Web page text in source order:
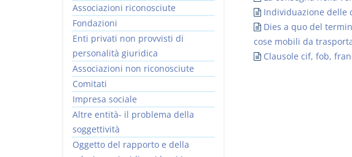
Individuazione delle
Dies a quo del
cose mobili da
Clausole cif, fob,
Associazioni riconosciute
Fondazioni
Enti privati non provvisti di
personalità giuridica
Associazioni non riconosciute
Comitati
Impresa sociale
Altre entità- il problema della
soggettività
Oggetto del rapporto e della